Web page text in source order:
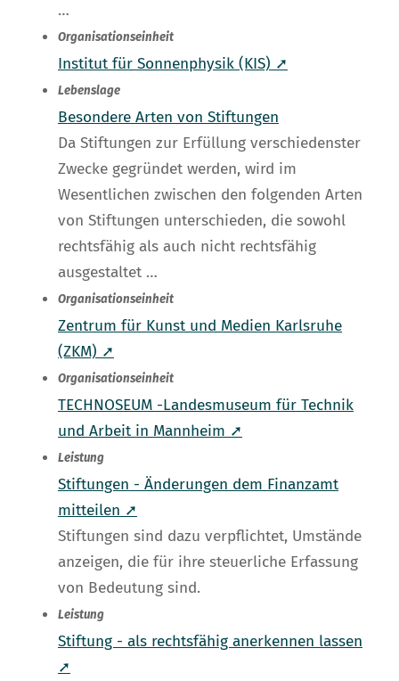
…
Organisationseinheit
Institut für Sonnenphysik (KIS) ➚
Lebenslage
Besondere Arten von Stiftungen
Da Stiftungen zur Erfüllung verschiedenster
Zwecke gegründet werden, wird im
Wesentlichen zwischen den folgenden Arten
von Stiftungen unterschieden, die sowohl
rechtsfähig als auch nicht rechtsfähig
ausgestaltet …
Organisationseinheit
Zentrum für Kunst und Medien Karlsruhe
(ZKM) ➚
Organisationseinheit
TECHNOSEUM -Landesmuseum für Technik
und Arbeit in Mannheim ➚
Leistung
Stiftungen - Änderungen dem Finanzamt
mitteilen ➚
Stiftungen sind dazu verpflichtet, Umstände
anzeigen, die für ihre steuerliche Erfassung
von Bedeutung sind.
Leistung
Stiftung - als rechtsfähig anerkennen lassen
➚